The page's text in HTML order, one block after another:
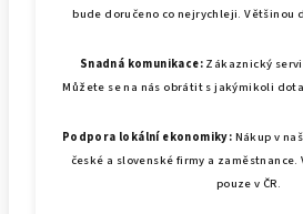
bude doručeno co nejrychleji. Většinou
Snadná komunikace: Zákaznický
Můžete se na nás obrátit s jakýmikoli
Podpora lokální ekonomiky: Nákup v
české a slovenské firmy a
pouze v ČR.